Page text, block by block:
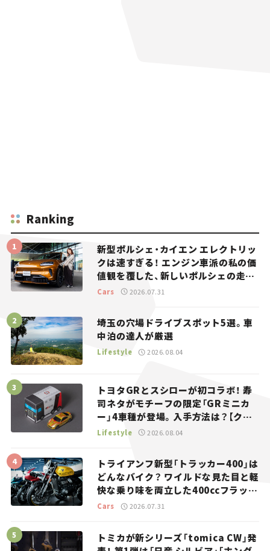
Ranking
新型ポルシェ・カイエン エレクトリッ
クは速すぎる！ エンジン車派の私の価
値観を覆した、新しいポルシェの走
り。
Cars 2026.07.31
埼玉の穴場ドライブスポット5選。車
中泊の達人が厳選
Lifestyle 2026.08.04
トヨタGRとスシローが初コラボ！ 寿
司ネタがモチーフの限定「GRミニカ
ー」4車種が登場。入手方法は？【クル
マとホビー】
Lifestyle 2026.08.04
トライアンフ新型「トラッカー400」は
どんなバイク？ ワイルドな見た目と軽
快な乗り味を両立した400ccフラット
トラッカー【試乗レビュー】
Cars 2026.07.31
トミカが新シリーズ「tomica CW」発